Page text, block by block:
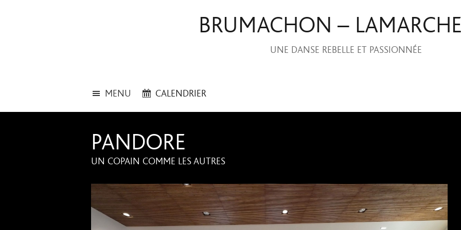
BRUMACHON –
UNE DANSE REBELLE ET PASSIONNÉE
MENU CALENDRIER
PANDORE
UN COPAIN COMME LES AUTRES